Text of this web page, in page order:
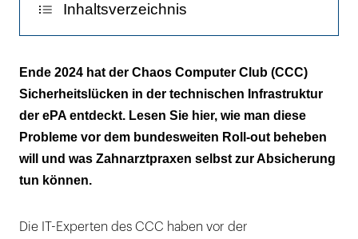
Inhaltsverzeichnis
Ausgerollt wird erst nach Absicherung
Einfallstor war der „Faktor Mensch"
Ende 2024 hat der Chaos Computer Club (CCC)
Sicherheitslücken in der technischen Infrastruktur
der ePA entdeckt. Lesen Sie hier, wie man diese
Probleme vor dem bundesweiten Roll-out beheben
will und was Zahnarztpraxen selbst zur Absicherung
tun können.
Die IT-Experten des CCC haben vor der